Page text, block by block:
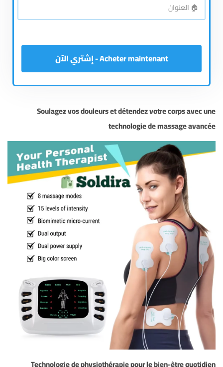
العنوان*
Acheter maintenant - إشتري الآن
Soulagez vos douleurs et détendez votre corps avec une
technologie de massage avancée